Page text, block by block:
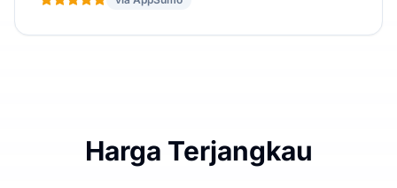
Harga Terjangkau